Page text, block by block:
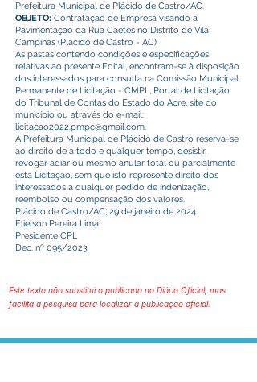
Prefeitura Municipal de Plácido de Castro/AC.
OBJETO: Contratação de Empresa visando a
Pavimentação da Rua Caetés no Distrito de Vila
Campinas (Plácido de Castro - AC)
As pastas contendo condições e especificações
relativas ao presente Edital, encontram-se à disposição
dos interessados para consulta na Comissão Municipal
Permanente de Licitação - CMPL, Portal de Licitação
do Tribunal de Contas do Estado do Acre, site do
município ou através do e-mail:
licitacao2022.pmpc@gmail.com.
A Prefeitura Municipal de Plácido de Castro reserva-se
ao direito de a todo e qualquer tempo, desistir,
revogar adiar ou mesmo anular total ou parcialmente
esta Licitação, sem que isto represente direito dos
interessados a qualquer pedido de indenização,
reembolso ou compensação dos valores.
Plácido de Castro/AC, 29 de janeiro de 2024.
Elielson Pereira Lima
Presidente CPL
Dec. nº 095/2023
Este texto não substitui o publicado no Diário Oficial, mas
facilita a pesquisa para localizar a publicação oficial.